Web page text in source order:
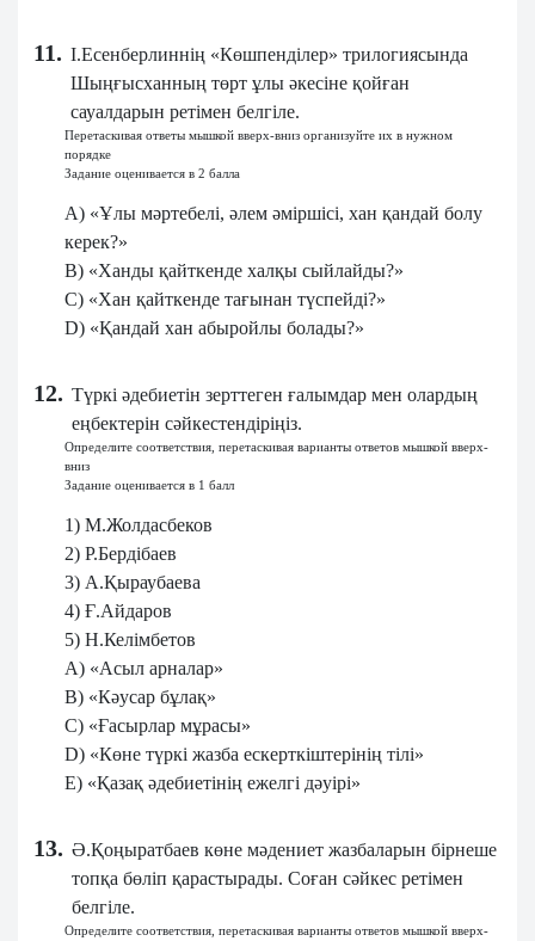
11. І.Есенберлиннің «Көшпенділер» трилогиясында
Шыңғысханның төрт ұлы әкесіне қойған
сауалдарын ретімен белгіле.
Перетаскивая ответы мышкой вверх-вниз организуйте их в нужном
порядке
Задание оценивается в 2 балла
A) «Ұлы мәртебелі, әлем әміршісі, хан қандай болу
керек?»
B) «Ханды қайткенде халқы сыйлайды?»
C) «Хан қайткенде тағынан түспейді?»
D) «Қандай хан абыройлы болады?»
12. Түркі әдебиетін зерттеген ғалымдар мен олардың
еңбектерін сәйкестендіріңіз.
Определите соответствия, перетаскивая варианты ответов мышкой вверх-
вниз
Задание оценивается в 1 балл
1) М.Жолдасбеков
2) Р.Бердібаев
3) А.Қыраубаева
4) Ғ.Айдаров
5) Н.Келімбетов
A) «Асыл арналар»
B) «Кәусар бұлақ»
C) «Ғасырлар мұрасы»
D) «Көне түркі жазба ескерткіштерінің тілі»
E) «Қазақ әдебиетінің ежелгі дәуірі»
13. Ә.Қоңыратбаев көне мәдениет жазбаларын бірнеше
топқа бөліп қарастырады. Соған сәйкес ретімен
белгіле.
Определите соответствия, перетаскивая варианты ответов мышкой вверх-